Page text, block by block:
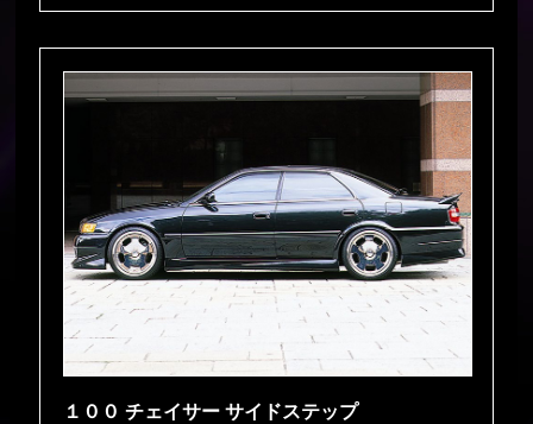
１００ チェイサー サイドステップ